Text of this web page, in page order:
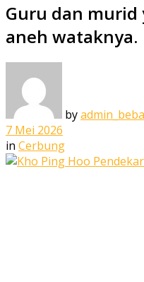
Guru dan murid
aneh wataknya.
by
7 Mei 2026
in Cerbung